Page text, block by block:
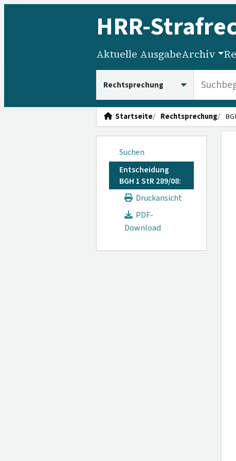
HRR-
Aktuelle AusgabeArchiv
Startseite Rechtsprechung
Suchen
Entscheidung
BGH 1 StR 289/08:
Druckansicht
PDF-
Download